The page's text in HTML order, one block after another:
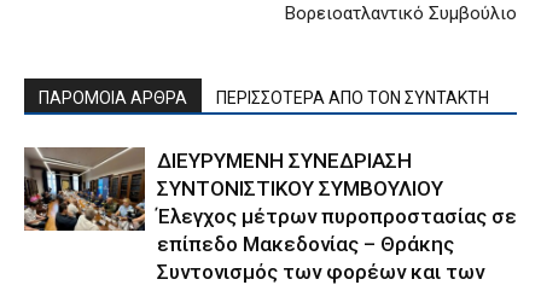
Βορειοατλαντικό Συμβούλιο
ΠΑΡΟΜΟΙΑ ΑΡΘΡΑ ΠΕΡΙΣΣΟΤΕΡΑ ΑΠΟ ΤΟΝ ΣΥΝΤΑΚΤΗ
ΔΙΕΥΡΥΜΕΝΗ ΣΥΝΕΔΡΙΑΣΗ
ΣΥΝΤΟΝΙΣΤΙΚΟΥ ΣΥΜΒΟΥΛΙΟΥ
Έλεγχος μέτρων πυροπροστασίας σε
επίπεδο Μακεδονίας – Θράκης
Συντονισμός των φορέων και των